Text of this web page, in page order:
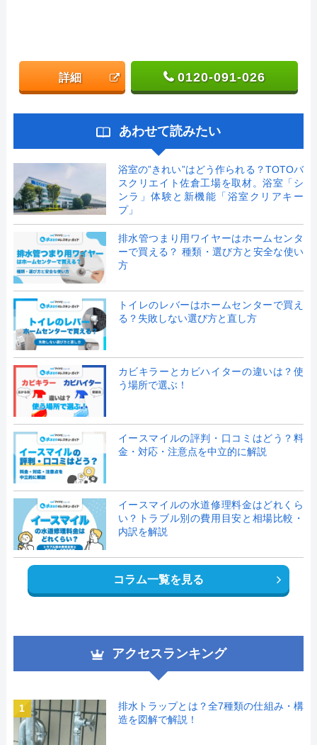
詳細 0120-091-026
あわせて読みたい
浴室の”きれい”はどう作られる？TOTOバ
スクリエイト佐倉工場を取材。浴室「シ
ンラ」体験と新機能「浴室クリアキー
プ」
排水管つまり用ワイヤーはホームセンタ
ーで買える？ 種類・選び方と安全な使い
方
トイレのレバーはホームセンターで買え
る？失敗しない選び方と直し方
カビキラーとカビハイターの違いは？使
う場所で選ぶ！
イースマイルの評判・口コミはどう？料
金・対応・注意点を中立的に解説
イースマイルの水道修理料金はどれくら
い？トラブル別の費用目安と相場比較・
内訳を解説
コラム一覧を見る
アクセスランキング
1
排水トラップとは？全7種類の仕組み・構
造を図解で解説！